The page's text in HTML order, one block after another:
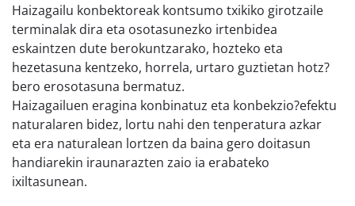
Haizagailu konbektoreak kontsumo txikiko girotzaile
terminalak dira eta osotasunezko irtenbidea
eskaintzen dute berokuntzarako, hozteko eta
hezetasuna kentzeko, horrela, urtaro guztietan hotz?
bero erosotasuna bermatuz.
Haizagailuen eragina konbinatuz eta konbekzio?efektu
naturalaren bidez, lortu nahi den tenperatura azkar
eta era naturalean lortzen da baina gero doitasun
handiarekin iraunarazten zaio ia erabateko
ixiltasunean.